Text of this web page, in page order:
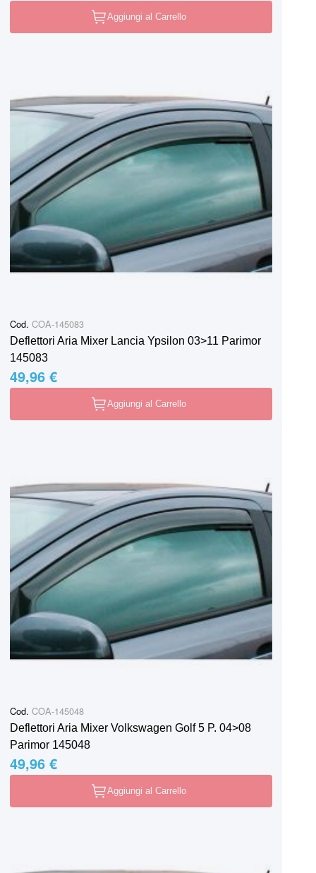
Aggiungi al Carrello
Cod. COA-145083
Deflettori Aria Mixer Lancia Ypsilon 03>11 Parimor
145083
49,96 €
Aggiungi al Carrello
Cod. COA-145048
Deflettori Aria Mixer Volkswagen Golf 5 P. 04>08
Parimor 145048
49,96 €
Aggiungi al Carrello